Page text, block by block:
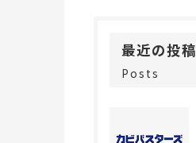
最近の投稿
Posts